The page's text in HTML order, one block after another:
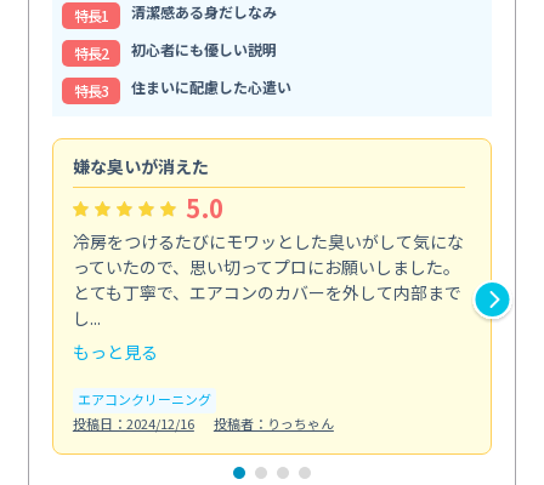
特⻑1
清潔感ある身だしなみ
特⻑2
初心者にも優しい説明
特⻑3
住まいに配慮した心遣い
嫌な臭いが消えた
5.0
冷房をつけるたびにモワッとした臭いがして気にな
っていたので、思い切ってプロにお願いしました。
とても丁寧で、エアコンのカバーを外して内部まで
し...
もっと見る
エアコンクリーニング
投稿日：2024/12/16
投稿者：りっちゃん